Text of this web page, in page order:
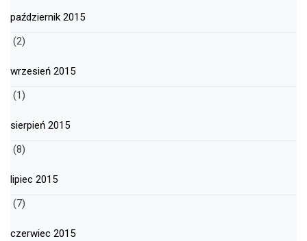
październik 2015
(2)
wrzesień 2015
(1)
sierpień 2015
(8)
lipiec 2015
(7)
czerwiec 2015